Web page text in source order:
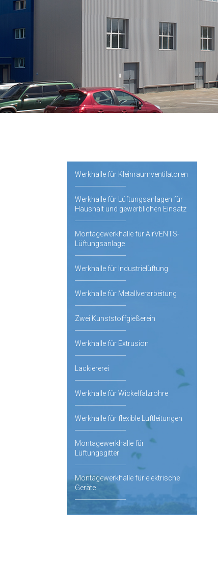
Werkhalle für Kleinraumventilatoren
Werkhalle für Lüftungsanlagen für
Haushalt und gewerblichen Einsatz
Montagewerkhalle für AirVENTS-
Lüftungsanlage
Werkhalle für Industrielüftung
Werkhalle für Metallverarbeitung
Zwei Kunststoffgießerein
Werkhalle für Extrusion
Lackiererei
Werkhalle für Wickelfalzrohre
Werkhalle für flexible Luftleitungen
Montagewerkhalle für
Lüftungsgitter
Montagewerkhalle für elektrische
Geräte